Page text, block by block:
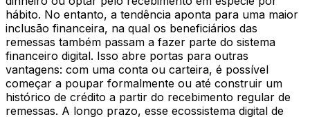
hábito. No entanto, a tendência aponta para uma maior
inclusão financeira, na qual os beneficiários das
remessas também passam a fazer parte do sistema
financeiro digital. Isso abre portas para outras
vantagens: com uma conta ou carteira, é possível
começar a poupar formalmente ou até construir um
histórico de crédito a partir do recebimento regular de
remessas. A longo prazo, esse ecossistema digital de